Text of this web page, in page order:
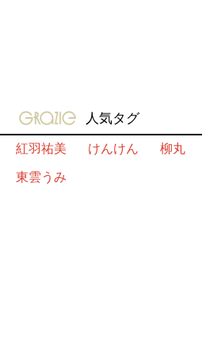
gravure-grazie
人気タグ
紅羽祐美
けんけん 柳丸
東雲うみ